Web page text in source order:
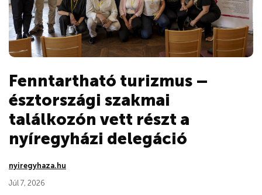
Fenntartható turizmus –
észtországi szakmai
találkozón vett részt a
nyíregyházi delegáció
nyiregyhaza.hu
Júl 7, 2026